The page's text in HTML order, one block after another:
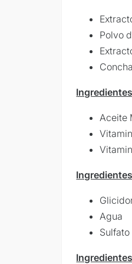
Polvo
Aceite
Agua